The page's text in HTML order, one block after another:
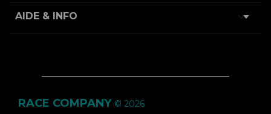
AIDE & INFO 
RACE COMPANY © 2026